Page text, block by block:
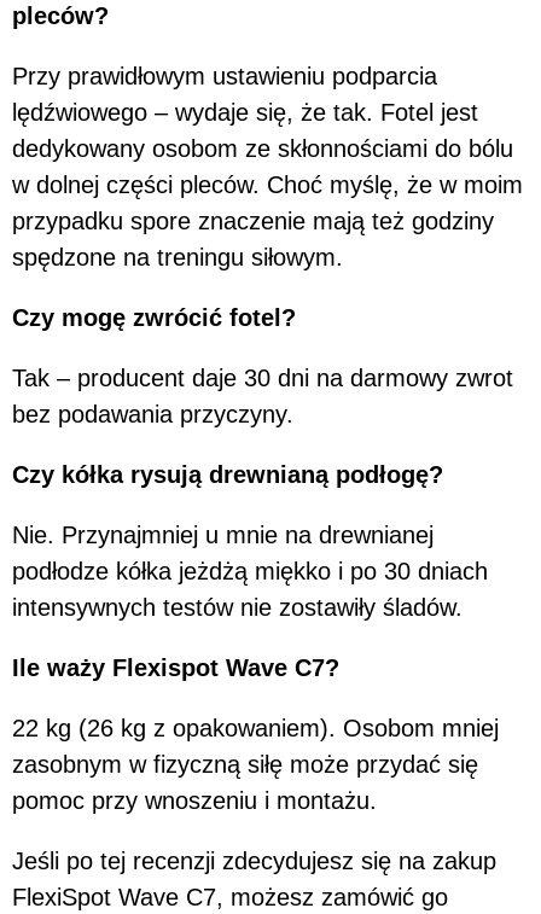
pleców?
Przy prawidłowym ustawieniu podparcia
lędźwiowego – wydaje się, że tak. Fotel jest
dedykowany osobom ze skłonnościami do bólu
w dolnej części pleców. Choć myślę, że w moim
przypadku spore znaczenie mają też godziny
spędzone na treningu siłowym.
Czy mogę zwrócić fotel?
Tak – producent daje 30 dni na darmowy zwrot
bez podawania przyczyny.
Czy kółka rysują drewnianą podłogę?
Nie. Przynajmniej u mnie na drewnianej
podłodze kółka jeżdżą miękko i po 30 dniach
intensywnych testów nie zostawiły śladów.
Ile waży Flexispot Wave C7?
22 kg (26 kg z opakowaniem). Osobom mniej
zasobnym w fizyczną siłę może przydać się
pomoc przy wnoszeniu i montażu.
Jeśli po tej recenzji zdecydujesz się na zakup
FlexiSpot Wave C7, możesz zamówić go